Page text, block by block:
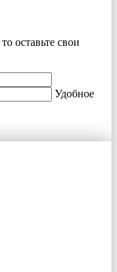
оставьте свои
Удобное